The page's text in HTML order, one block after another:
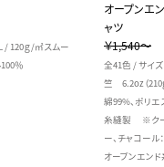
/ 120ｇ/㎡スムー
％
オープンエ
ャツ
￥1,540～
全41色 / サイ
竺 6.2oz（
綿99%、ポリ
糸縫製 ※クー
ー、チャコー
オープンエン